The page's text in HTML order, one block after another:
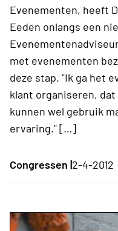
Evenementen, heeft
Eeden onlangs een
met evenementen
deze stap. "Ik ga het
klant organiseren, dat
kunnen wel gebruik
ervaring." […]
Congressen |2-4-2012